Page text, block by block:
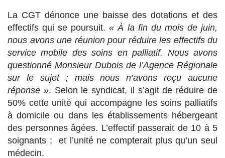
La CGT dénonce une baisse des dotations et des
effectifs qui se poursuit.« À la fin du mois de juin,
nous avons une réunion pour réduire les effectifs du
service mobile des soins en palliatif. Nous avons
questionné Monsieur Dubois de l’Agence Régionale
sur le sujet ; mais nous n’avons reçu aucune
réponse ». Selon le syndicat, il s’agit de réduire de
50% cette unité qui accompagne les soins palliatifs
à domicile ou dans les établissements hébergeant
des personnes âgées. L’effectif passerait de 10 à 5
soignants ; et l’unité ne compterait plus qu’un seul
médecin.